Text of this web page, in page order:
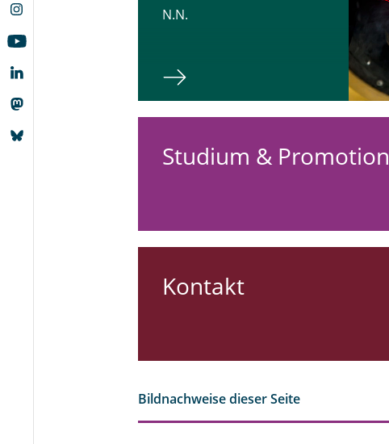
N.N.
Studium & Promotion
Kontakt
Bildnachweise dieser Seite